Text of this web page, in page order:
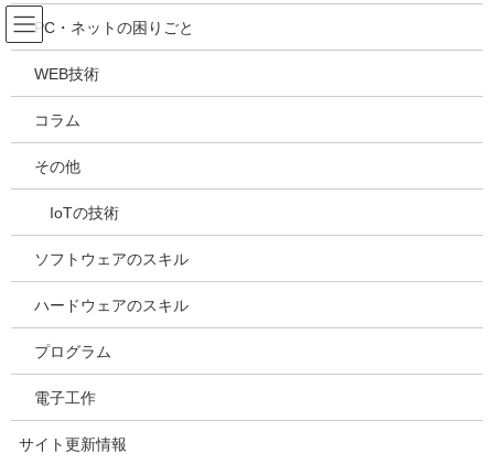
コ
ン
テ
ツ
ス
ッ
ナ
ビ
ゲ
シ
ン
移
吉川万能ＩＴ研究所
メディア
HOME
2021年5月4日 / 最終更新日時 :
20210504153437
PC・ネットの困りごと
WEB技術
コラム
その他
IoTの技術
ソフトウェアのスキル
ハードウェアのスキル
プログラム
電子工作
サイト更新情報